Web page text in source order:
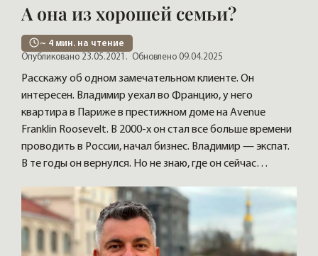
А она из хорошей семьи?
~ 4 мин. на чтение
Опубликовано 23.05.2021. Обновлено 09.04.2025
Расскажу об одном замечательном клиенте. Он
интересен. Владимир уехал во Францию, у него
квартира в Париже в престижном доме на Avenue
Franklin Roosevelt. В 2000-х он стал все больше времени
проводить в России, начал бизнес. Владимир — экспат.
В те годы он вернулся. Но не знаю, где он сейчас…